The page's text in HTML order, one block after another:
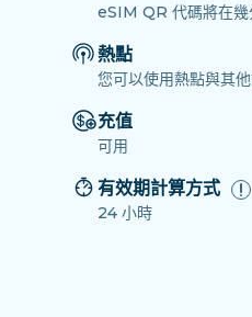
eSIM QR 代碼將在幾
熱點
您可以使用熱點與其
充值
可用
有效期計算方式
24 小時